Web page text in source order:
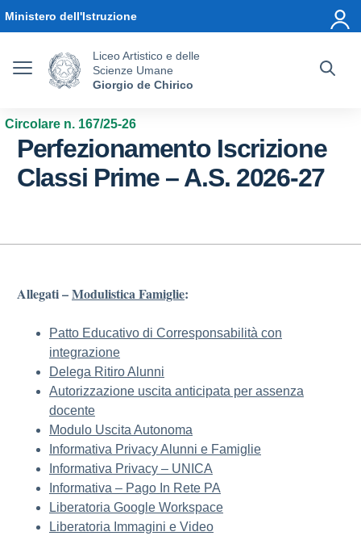
Ministero dell'Istruzione
Liceo Artistico e delle
Scienze Umane
Giorgio de Chirico
Circolare n. 167/25-26
Perfezionamento Iscrizione
Classi Prime – A.S. 2026-27
Allegati –Modulistica Famiglie:
Patto Educativo di Corresponsabilità con
integrazione
Delega Ritiro Alunni
Autorizzazione uscita anticipata per assenza
docente
Modulo Uscita Autonoma
Informativa Privacy Alunni e Famiglie
Informativa Privacy – UNICA
Informativa – Pago In Rete PA
Liberatoria Google Workspace
Liberatoria Immagini e Video